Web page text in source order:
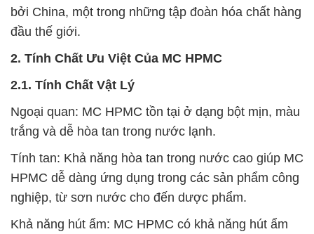
bởi China, một trong những tập đoàn hóa chất hàng
đầu thế giới.
2. Tính Chất Ưu Việt Của MC HPMC
2.1. Tính Chất Vật Lý
Ngoại quan: MC HPMC tồn tại ở dạng bột mịn, màu
trắng và dễ hòa tan trong nước lạnh.
Tính tan: Khả năng hòa tan trong nước cao giúp MC
HPMC dễ dàng ứng dụng trong các sản phẩm công
nghiệp, từ sơn nước cho đến dược phẩm.
Khả năng hút ẩm: MC HPMC có khả năng hút ẩm